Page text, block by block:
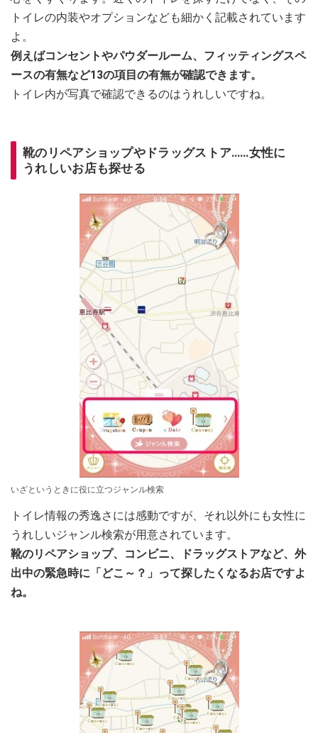
トイレの内装やオプションなども細かく記載されています
よ。
例えばコンセントやパウダールーム、フィッティングスペ
ースの有無など13の項目の有無が確認できます。
トイレ内が写真で確認できるのはうれしいですね。
靴のリペアショップやドラッグストア……女性に
うれしいお店も探せる
いざというときに役に立つジャンル検索
トイレ情報の秀逸さには感動ですが、それ以外にも女性に
うれしいジャンル検索が用意されています。
靴のリペアショップ、コンビニ、ドラッグストアなど、外
出中の緊急時に「どこ～？」って探したくなるお店ですよ
ね。